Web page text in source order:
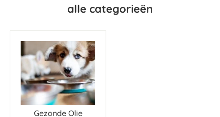
alle categorieën
Gezonde Olie